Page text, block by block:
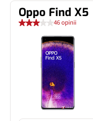
Oppo Find X5
46 opinii